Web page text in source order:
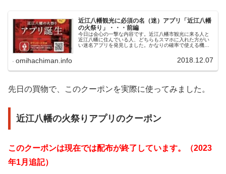
近江八幡観光に必須の名（迷）アプリ「近江八幡
の火祭り」・・・前編
今日は会心の一撃な内容です。近江八幡市観光に来る人と
近江八幡に住んでいる人、どちらもスマホに入れた方がい
い迷名アプリを発見しました。かなりの確率で使える機会
omihachiman.info 2018.12.07
先日の買物で、このクーポンを実際に使ってみました。
近江八幡の火祭りアプリのクーポン
このクーポンは現在では配布が終了しています。（2023
年1月追記）